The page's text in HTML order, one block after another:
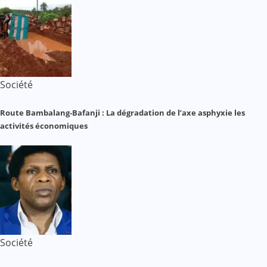
Société
Route Bambalang-Bafanji : La dégradation de l’axe asphyxie les
activités économiques
Société